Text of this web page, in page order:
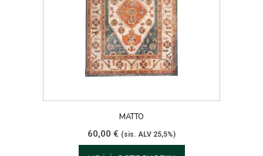
MATTO
60,00 € (sis. ALV 25,5%)